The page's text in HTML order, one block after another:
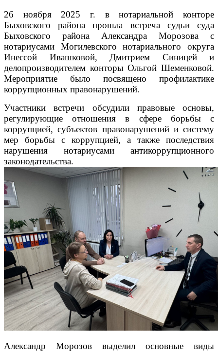
26 ноября 2025 г. в нотариальной конторе
Быховского района прошла встреча судьи суда
Быховского района Александра Морозова с
нотариусами Могилевского нотариального округа
Инессой Ивашковой, Дмитрием Синицей и
делопроизводителем конторы Ольгой Шеменковой.
Мероприятие было посвящено профилактике
коррупционных правонарушений.
Участники встречи обсудили правовые основы,
регулирующие отношения в сфере борьбы с
коррупцией, субъектов правонарушений и систему
мер борьбы с коррупцией, а также последствия
нарушения нотариусами антикоррупционного
законодательства.
Александр Морозов выделил основные виды